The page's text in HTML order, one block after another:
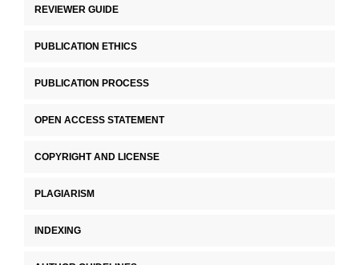
REVIEWER GUIDE
PUBLICATION ETHICS
PUBLICATION PROCESS
OPEN ACCESS STATEMENT
COPYRIGHT AND LICENSE
PLAGIARISM
INDEXING